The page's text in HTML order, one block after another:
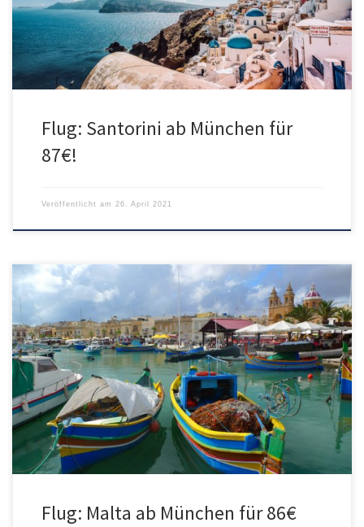
Handgepäckskoffer inkludiert. Wer zusätzlich einen Rucksack oder
Handtasche braucht, sollte den Flex-Tarif für […]
Flug: Santorini ab München für
87€!
Veröffentlicht am 26. April 2021
Bei Air Malta bekommt man momentan an günstige Nonstop
Tickets von München nach Malta. Termine gibt es bis Juli 2021. Der
Go Light Tarif beinhaltet kein Aufgabegepäck aber dennoch darf
man einen Handgepäckskoffer mit an Bord nehmen. Für einen
kurzen Malta-Trip könnte dieser ausreichen. Man sollte sich
trotzdem überlegen, je […]
Flug: Malta ab München für 86€